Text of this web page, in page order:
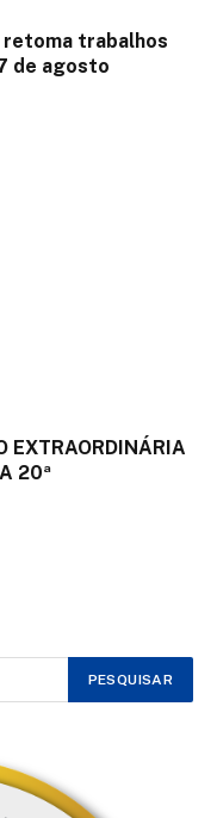
retoma trabalhos
de agosto
EXTRAORDINÁRIA
20ª